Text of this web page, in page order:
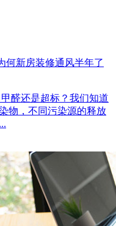
何新房装修通风半年了
醛还是超标？我们知道
物，不同污染源的释放